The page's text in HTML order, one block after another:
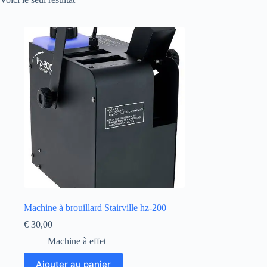
Machine à brouillard Stairville hz-200
€ 30,00
Machine à effet
Ajouter au panier